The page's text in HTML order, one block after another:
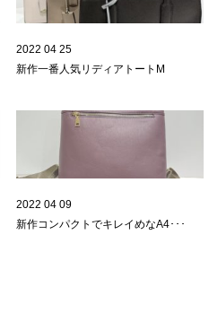
2022 04 25
新作一番人気リディアトートM
2022 04 09
新作コンパクトでキレイめなA4･･･